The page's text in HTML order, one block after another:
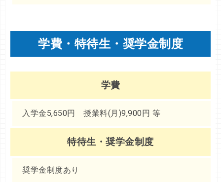
学費・特待生・奨学金制度
学費
入学金5,650円 授業料(月)9,900円 等
特待生・奨学金制度
奨学金制度あり